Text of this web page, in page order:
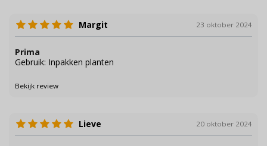
Margit 23 oktober 2024
Prima
Gebruik: Inpakken planten
Bekijk review
Lieve 20 oktober 2024